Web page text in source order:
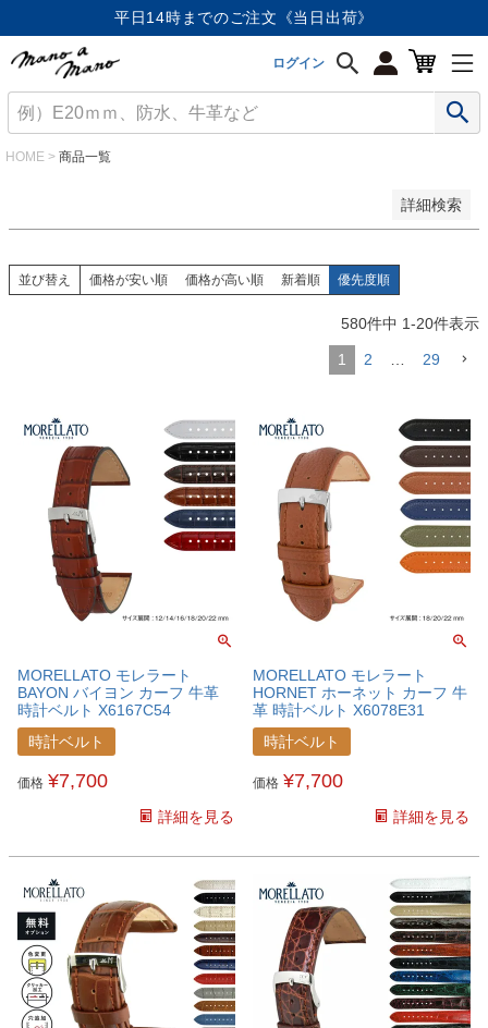
平日14時までのご注文《当日出荷》
ログイン
HOME 商品一覧
詳細検索
価格が安い順
価格が高い順
優先度順
キーワードヒット順
並び替え 価格が安い順 価格が高い順 新着順 優先度順
580件中 1-20件表示
1 2 29
MORELLATO モレラート
BAYON バイヨン カーフ 牛革
時計ベルト X6167C54
時計ベルト
価格 ¥7,700
詳細を見る
MORELLATO モレラート
HORNET ホーネット カーフ 牛
革 時計ベルト X6078E31
時計ベルト
価格 ¥7,700
詳細を見る